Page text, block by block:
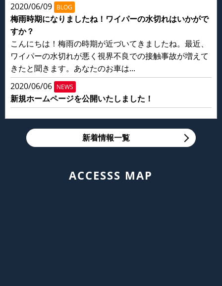
2020/06/09 BLOG
梅雨時期になりましたね！ワイパーの水切れはいかがで
すか？
こんにちは！梅雨の時期が近づいてきましたね。最近、
ワイパーの水切れが悪く視界不良での接触事故が増えて
きたと聞きます。あなたのお車は...
2020/06/06 NEWS
新規ホームページを公開いたしました！
新着情報一覧
ACCESSS MAP